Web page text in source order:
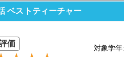
ベストティーチャー
価 対象学年: